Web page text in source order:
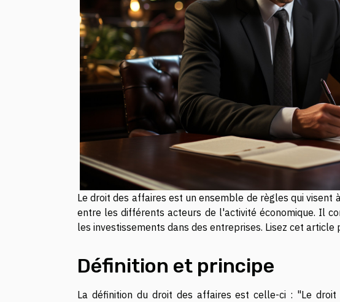
Le droit des affaires est un ensemble de règles qui
entre les différents acteurs de l'activité économique. Il
les investissements dans des entreprises. Lisez cet
Définition et principe
La définition du droit des affaires est celle-ci : "Le